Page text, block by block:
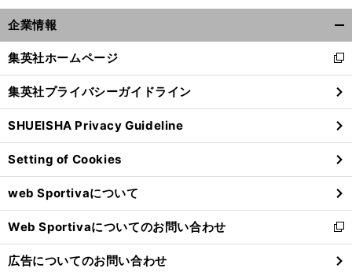
企業情報
閉
る
集英社ホームページ
新
し
い
ウ
ィ
ン
ド
ウ
で
開
く
集英社プライバシーガイドライン
SHUEISHA Privacy Guideline
Setting of Cookies
web Sportivaについて
Web Sportivaについてのお問い合わせ
新
し
い
広告についてのお問い合わせ